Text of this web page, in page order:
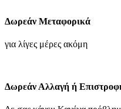
Combi
Check"-
Lavender
Δωρεάν Μεταφορικά
για λίγες μέρες ακόμη
Δωρεάν Αλλαγή ή